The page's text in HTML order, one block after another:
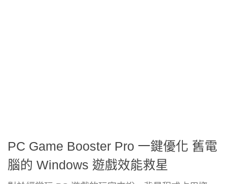
PC Game Booster Pro 一鍵優化 舊電
腦的 Windows 遊戲效能救星